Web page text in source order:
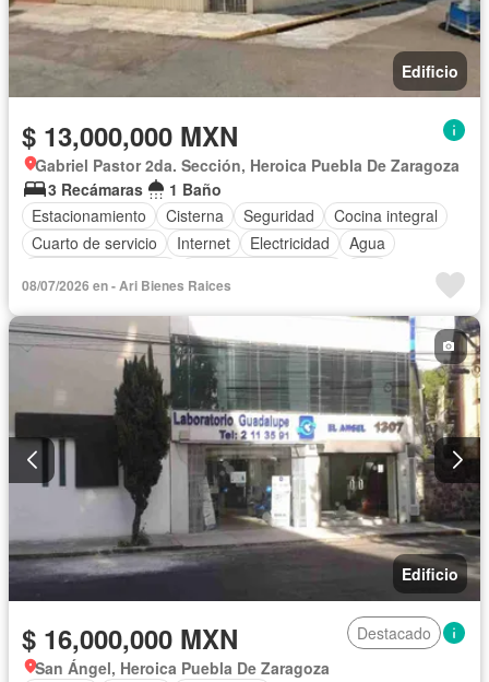
Edificio
$ 13,000,000 MXN
Gabriel Pastor 2da. Sección, Heroica Puebla De Zaragoza
3 Recámaras
1 Baño
Estacionamiento
Cisterna Seguridad
Cocina integral
Cuarto de servicio
Internet Electricidad
Agua
08/07/2026 en - Ari Bienes Raices
Edificio
$ 16,000,000 MXN
Destacado
San Ángel, Heroica Puebla De Zaragoza